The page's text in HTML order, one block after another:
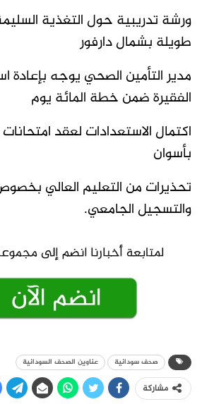
ورشة تدريبية حول التغذية
طويلة بشمال دارفور
مدير التأمين الصحي يوجه بإعادة
الفقيرة ضمن خطة المائة يوم
اكتمال الاستعدادات لعقد
بأسوان
تحذيرات من التعليم العالي
والتسجيل الجامعي.
صحف سودانية عناوين الصحف السودانية
مشاركة